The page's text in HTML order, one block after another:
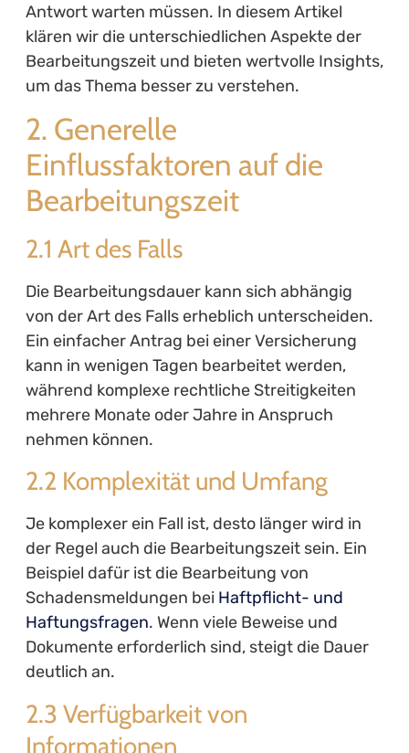
Antwort warten müssen. In diesem Artikel
klären wir die unterschiedlichen Aspekte der
Bearbeitungszeit und bieten wertvolle Insights,
um das Thema besser zu verstehen.
2. Generelle
Einflussfaktoren auf die
Bearbeitungszeit
2.1 Art des Falls
Die Bearbeitungsdauer kann sich abhängig
von der Art des Falls erheblich unterscheiden.
Ein einfacher Antrag bei einer Versicherung
kann in wenigen Tagen bearbeitet werden,
während komplexe rechtliche Streitigkeiten
mehrere Monate oder Jahre in Anspruch
nehmen können.
2.2 Komplexität und Umfang
Je komplexer ein Fall ist, desto länger wird in
der Regel auch die Bearbeitungszeit sein. Ein
Beispiel dafür ist die Bearbeitung von
Schadensmeldungen bei Haftpflicht- und
Haftungsfragen. Wenn viele Beweise und
Dokumente erforderlich sind, steigt die Dauer
deutlich an.
2.3 Verfügbarkeit von
Informationen